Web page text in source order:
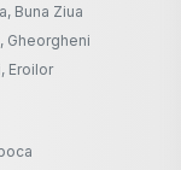
Buna Ziua
Gheorgheni
Eroilor